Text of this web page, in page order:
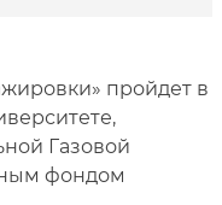
пройдет в
Газовой
фондом